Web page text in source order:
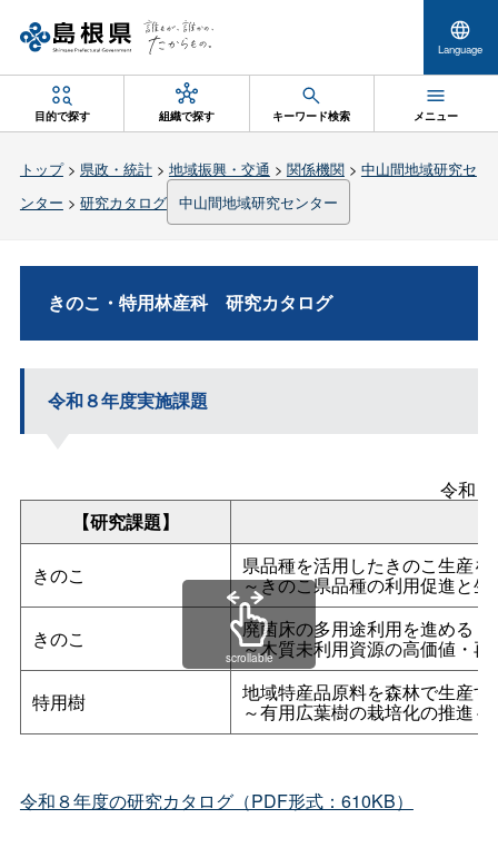
Language
目的で探す 組織で探す キーワード検索 メニュー
トップ> 県政・統計> 地域振興・交通 > 関係機関> 中山間地域研究セ
ンター > 研究カタログ 中山間地域研究センター
きのこ・特用林産科 研究カタログ
令和８年度実施課題
令和
【研究課題】
きのこ 県品種を活用したきのこ生産を
～きのこ県品種の利用促進と
きのこ 廃菌床の多用途利用を進める
～木質未利用資源の高価値・
特用樹 地域特産品原料を森林で生産す
～有用広葉樹の栽培化の推進～
scrollable
令和８年度の研究カタログ（PDF形式：610KB）